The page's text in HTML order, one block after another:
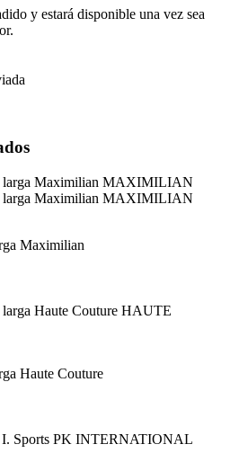
y estará disponible una vez sea
Maximilian
Haute Couture